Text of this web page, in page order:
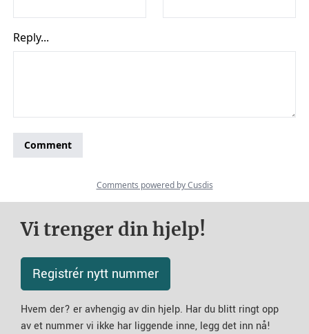
Vi trenger din hjelp!
Registrér nytt nummer
Hvem der? er avhengig av din hjelp. Har du blitt ringt opp
av et nummer vi ikke har liggende inne, legg det inn nå!